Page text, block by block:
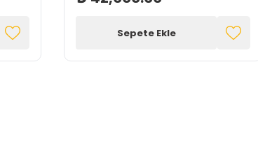
Sepete Ekle